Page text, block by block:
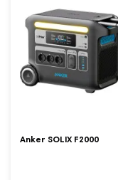
Anker SOLIX F2000